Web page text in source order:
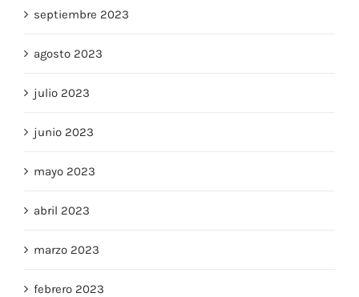
septiembre 2023
agosto 2023
julio 2023
junio 2023
mayo 2023
abril 2023
marzo 2023
febrero 2023